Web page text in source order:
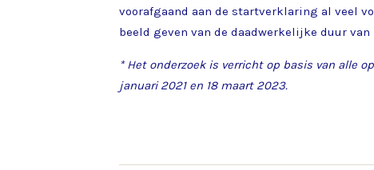
voorafgaand aan de startverklaring al veel
beeld geven van de daadwerkelijke duur
* Het onderzoek is verricht op basis van alle
januari 2021 en 18 maart 2023.